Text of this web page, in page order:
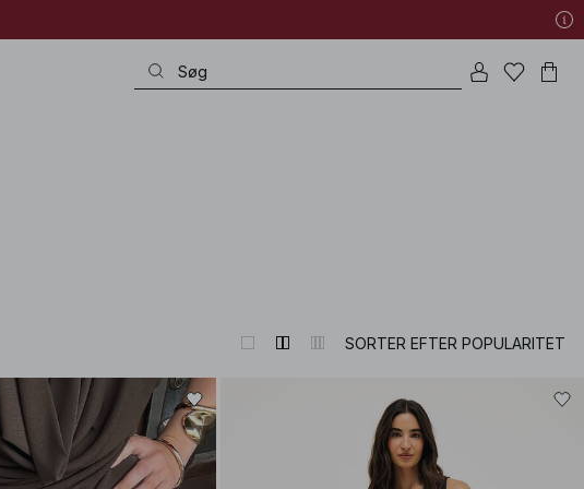
to elevate every special occasion to refined wardrobe heroes – all with that
SORTER EFTER POPULARITET